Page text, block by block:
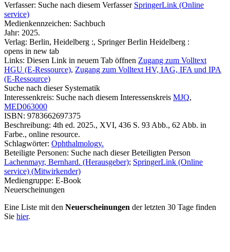
Verfasser: Suche nach diesem Verfasser SpringerLink (Online
service)
Medienkennzeichen: Sachbuch
Jahr: 2025.
Verlag: Berlin, Heidelberg :, Springer Berlin Heidelberg :
opens in new tab
Links: Diesen Link in neuem Tab öffnen Zugang zum Volltext
HGU (E-Ressource), Zugang zum Volltext HV, IAG, IFA und IPA
(E-Ressource)
Suche nach dieser Systematik
Interessenkreis: Suche nach diesem Interessenskreis MJQ,
MED063000
ISBN: 9783662697375
Beschreibung: 4th ed. 2025., XVI, 436 S. 93 Abb., 62 Abb. in
Farbe., online resource.
Schlagwörter: Ophthalmology.
Beteiligte Personen: Suche nach dieser Beteiligten Person
Lachenmayr, Bernhard. (Herausgeber); SpringerLink (Online
service) (Mitwirkender)
Mediengruppe: E-Book
Neuerscheinungen
Eine Liste mit den Neuerscheinungen der letzten 30 Tage finden
Sie hier.